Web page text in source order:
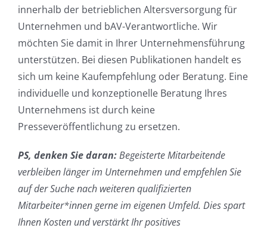
innerhalb der betrieblichen Altersversorgung für
Unternehmen und bAV-Verantwortliche. Wir
möchten Sie damit in Ihrer Unternehmensführung
unterstützen. Bei diesen Publikationen handelt es
sich um keine Kaufempfehlung oder Beratung. Eine
individuelle und konzeptionelle Beratung Ihres
Unternehmens ist durch keine
Presseveröffentlichung zu ersetzen.
PS, denken Sie daran:Begeisterte Mitarbeitende
verbleiben länger im Unternehmen und empfehlen Sie
auf der Suche nach weiteren qualifizierten
Mitarbeiter*innen gerne im eigenen Umfeld. Dies spart
Ihnen Kosten und verstärkt Ihr positives